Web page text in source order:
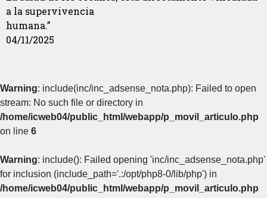
a la supervivencia
humana.”
04/11/2025
Warning: include(inc/inc_adsense_nota.php): Failed to open
stream: No such file or directory in
/home/icweb04/public_html/webapp/p_movil_articulo.php
on line 6
Warning: include(): Failed opening 'inc/inc_adsense_nota.php'
for inclusion (include_path='.:/opt/php8-0/lib/php') in
/home/icweb04/public_html/webapp/p_movil_articulo.php